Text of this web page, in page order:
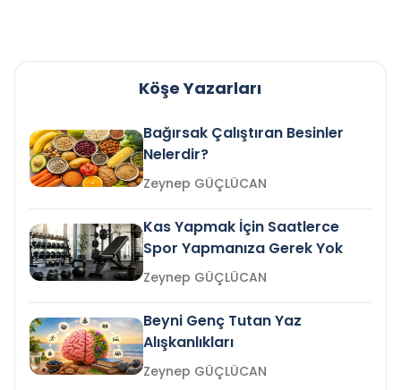
Köşe Yazarları
Bağırsak Çalıştıran Besinler
Nelerdir?
Zeynep GÜÇLÜCAN
Kas Yapmak İçin Saatlerce
Spor Yapmanıza Gerek Yok
Zeynep GÜÇLÜCAN
Beyni Genç Tutan Yaz
Alışkanlıkları
Zeynep GÜÇLÜCAN